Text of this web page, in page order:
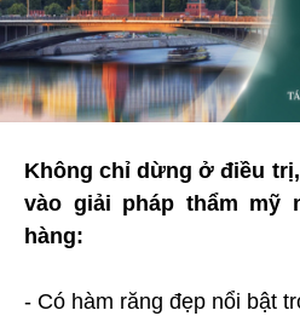
Không chỉ dừng ở điều
vào giải pháp thẩm mỹ
hàng:
- Có hàm răng đẹp nổi bật